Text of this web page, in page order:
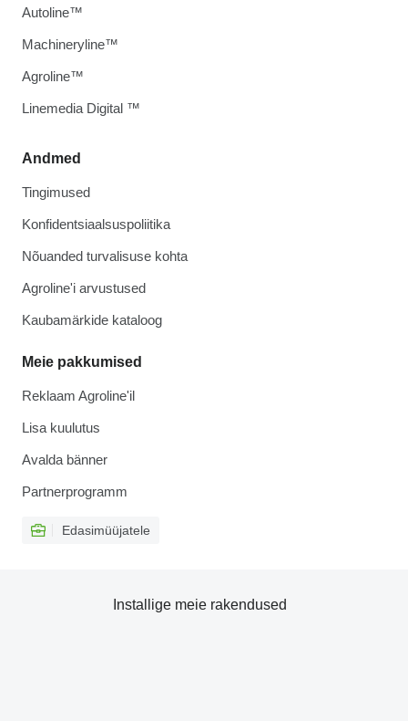
Andmed
Tingimused
Konfidentsiaalsuspoliitika
Nõuanded turvalisuse kohta
Agroline'i arvustused
Kaubamärkide kataloog
Meie pakkumised
Reklaam Agroline'il
Lisa kuulutus
Avalda bänner
Partnerprogramm
Edasimüüjatele
Autoline™
Machineryline™
Agroline™
Linemedia Digital ™
Installige meie rakendused